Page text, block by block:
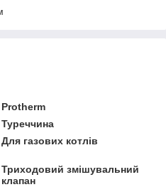
Protherm
Туреччина
Для газових котлів
Триходовий змішувальний
клапан